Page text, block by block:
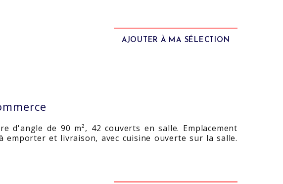
AJOUTER À MA SÉLECTION
d'angle de 90 m², 42 couverts en salle. Emplacement
emporter et livraison, avec cuisine ouverte sur la salle.